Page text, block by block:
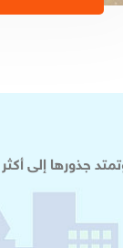
جذورها إلى